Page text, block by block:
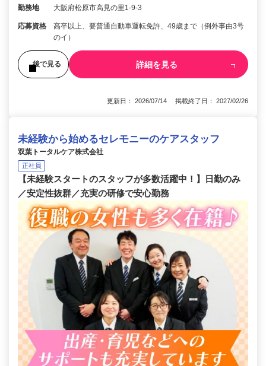
勤務地 大阪府松原市高見の里1-9-3
応募資格
高卒以上、要普通自動車運転免許、49歳まで（例外事由3号
のイ）
後で見る 詳細を見る
更新日： 2026/07/14 掲載終了日： 2027/02/26
未経験から始めるセレモニーのケアスタッフ
双葉トータルケア株式会社
正社員
【未経験スタートのスタッフが多数活躍中！】日勤のみ
／安定性抜群／充実の研修で安心勤務